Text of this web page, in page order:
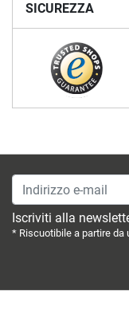
SICUREZZA
Indirizzo e-mail
Iscriviti alla
* Riscuotibile a partire da